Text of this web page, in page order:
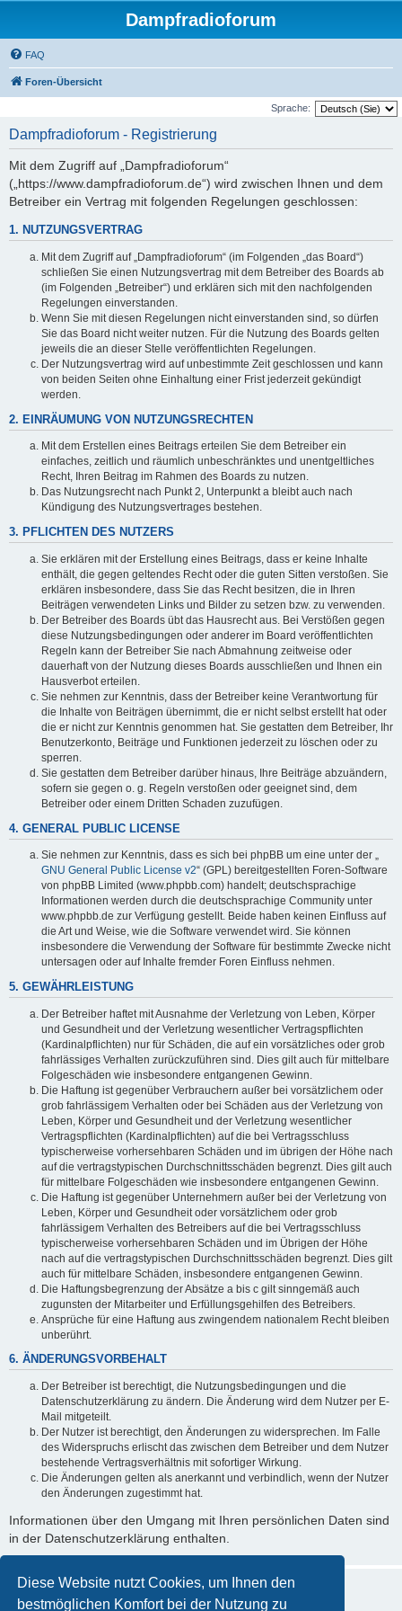
Diese Website nutzt Cookies, um Ihnen den
bestmöglichen Komfort bei der Nutzung zu
Dampfradioforum
FAQ
Foren-Übersicht
Sprache:
Dampfradioforum - Registrierung
Mit dem Zugriff auf „Dampfradioforum“
(„https://www.dampfradioforum.de“) wird zwischen Ihnen und dem
Betreiber ein Vertrag mit folgenden Regelungen geschlossen:
1. NUTZUNGSVERTRAG
Mit dem Zugriff auf „Dampfradioforum“ (im Folgenden „das Board“)
schließen Sie einen Nutzungsvertrag mit dem Betreiber des Boards ab
(im Folgenden „Betreiber“) und erklären sich mit den nachfolgenden
Regelungen einverstanden.
Wenn Sie mit diesen Regelungen nicht einverstanden sind, so dürfen
Sie das Board nicht weiter nutzen. Für die Nutzung des Boards gelten
jeweils die an dieser Stelle veröffentlichten Regelungen.
Der Nutzungsvertrag wird auf unbestimmte Zeit geschlossen und kann
von beiden Seiten ohne Einhaltung einer Frist jederzeit gekündigt
werden.
2. EINRÄUMUNG VON NUTZUNGSRECHTEN
Mit dem Erstellen eines Beitrags erteilen Sie dem Betreiber ein
einfaches, zeitlich und räumlich unbeschränktes und unentgeltliches
Recht, Ihren Beitrag im Rahmen des Boards zu nutzen.
Das Nutzungsrecht nach Punkt 2, Unterpunkt a bleibt auch nach
Kündigung des Nutzungsvertrages bestehen.
3. PFLICHTEN DES NUTZERS
Sie erklären mit der Erstellung eines Beitrags, dass er keine Inhalte
enthält, die gegen geltendes Recht oder die guten Sitten verstoßen. Sie
erklären insbesondere, dass Sie das Recht besitzen, die in Ihren
Beiträgen verwendeten Links und Bilder zu setzen bzw. zu verwenden.
Der Betreiber des Boards übt das Hausrecht aus. Bei Verstößen gegen
diese Nutzungsbedingungen oder anderer im Board veröffentlichten
Regeln kann der Betreiber Sie nach Abmahnung zeitweise oder
dauerhaft von der Nutzung dieses Boards ausschließen und Ihnen ein
Hausverbot erteilen.
Sie nehmen zur Kenntnis, dass der Betreiber keine Verantwortung für
die Inhalte von Beiträgen übernimmt, die er nicht selbst erstellt hat oder
die er nicht zur Kenntnis genommen hat. Sie gestatten dem Betreiber, Ihr
Benutzerkonto, Beiträge und Funktionen jederzeit zu löschen oder zu
sperren.
Sie gestatten dem Betreiber darüber hinaus, Ihre Beiträge abzuändern,
sofern sie gegen o. g. Regeln verstoßen oder geeignet sind, dem
Betreiber oder einem Dritten Schaden zuzufügen.
4. GENERAL PUBLIC LICENSE
Sie nehmen zur Kenntnis, dass es sich bei phpBB um eine unter der „
GNU General Public License v2“ (GPL) bereitgestellten Foren-Software
von phpBB Limited (www.phpbb.com) handelt; deutschsprachige
Informationen werden durch die deutschsprachige Community unter
www.phpbb.de zur Verfügung gestellt. Beide haben keinen Einfluss auf
die Art und Weise, wie die Software verwendet wird. Sie können
insbesondere die Verwendung der Software für bestimmte Zwecke nicht
untersagen oder auf Inhalte fremder Foren Einfluss nehmen.
5. GEWÄHRLEISTUNG
Der Betreiber haftet mit Ausnahme der Verletzung von Leben, Körper
und Gesundheit und der Verletzung wesentlicher Vertragspflichten
(Kardinalpflichten) nur für Schäden, die auf ein vorsätzliches oder grob
fahrlässiges Verhalten zurückzuführen sind. Dies gilt auch für mittelbare
Folgeschäden wie insbesondere entgangenen Gewinn.
Die Haftung ist gegenüber Verbrauchern außer bei vorsätzlichem oder
grob fahrlässigem Verhalten oder bei Schäden aus der Verletzung von
Leben, Körper und Gesundheit und der Verletzung wesentlicher
Vertragspflichten (Kardinalpflichten) auf die bei Vertragsschluss
typischerweise vorhersehbaren Schäden und im übrigen der Höhe nach
auf die vertragstypischen Durchschnittsschäden begrenzt. Dies gilt auch
für mittelbare Folgeschäden wie insbesondere entgangenen Gewinn.
Die Haftung ist gegenüber Unternehmern außer bei der Verletzung von
Leben, Körper und Gesundheit oder vorsätzlichem oder grob
fahrlässigem Verhalten des Betreibers auf die bei Vertragsschluss
typischerweise vorhersehbaren Schäden und im Übrigen der Höhe
nach auf die vertragstypischen Durchschnittsschäden begrenzt. Dies gilt
auch für mittelbare Schäden, insbesondere entgangenen Gewinn.
Die Haftungsbegrenzung der Absätze a bis c gilt sinngemäß auch
zugunsten der Mitarbeiter und Erfüllungsgehilfen des Betreibers.
Ansprüche für eine Haftung aus zwingendem nationalem Recht bleiben
unberührt.
6. ÄNDERUNGSVORBEHALT
Der Betreiber ist berechtigt, die Nutzungsbedingungen und die
Datenschutzerklärung zu ändern. Die Änderung wird dem Nutzer per E-
Mail mitgeteilt.
Der Nutzer ist berechtigt, den Änderungen zu widersprechen. Im Falle
des Widerspruchs erlischt das zwischen dem Betreiber und dem Nutzer
bestehende Vertragsverhältnis mit sofortiger Wirkung.
Die Änderungen gelten als anerkannt und verbindlich, wenn der Nutzer
den Änderungen zugestimmt hat.
Informationen über den Umgang mit Ihren persönlichen Daten sind
in der Datenschutzerklärung enthalten.